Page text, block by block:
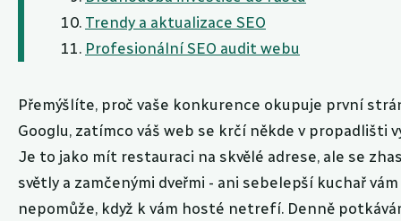
Trendy a aktualizace SEO
Profesionální SEO audit webu
Přemýšlíte, proč vaše konkurence okupuje první
Googlu, zatímco váš web se krčí někde v propadlišti
Je to jako mít restauraci na skvělé adrese, ale se
světly a zamčenými dveřmi - ani sebelepší kuchař vám
nepomůže, když k vám hosté netrefí. Denně